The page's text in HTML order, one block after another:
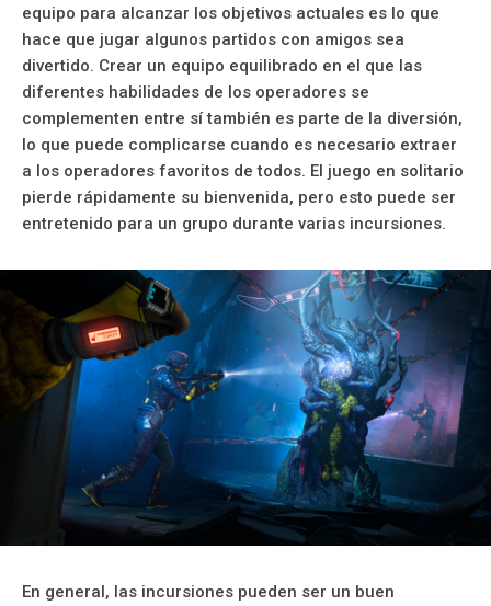
equipo para alcanzar los objetivos actuales es lo que
hace que jugar algunos partidos con amigos sea
divertido. Crear un equipo equilibrado en el que las
diferentes habilidades de los operadores se
complementen entre sí también es parte de la diversión,
lo que puede complicarse cuando es necesario extraer
a los operadores favoritos de todos. El juego en solitario
pierde rápidamente su bienvenida, pero esto puede ser
entretenido para un grupo durante varias incursiones.
En general, las incursiones pueden ser un buen